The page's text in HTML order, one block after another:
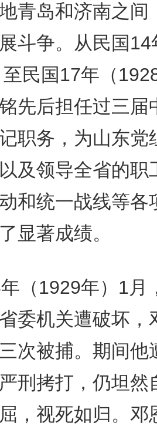
青岛和济南之间
斗争。从民国14
至民国17年（
先后担任过三届
职务，为山东党
及领导全省的职
和统一战线等各
显著成绩。
1929年）1月
委机关遭破坏，
次被捕。期间他
刑拷打，仍坦然
，视死如归。邓